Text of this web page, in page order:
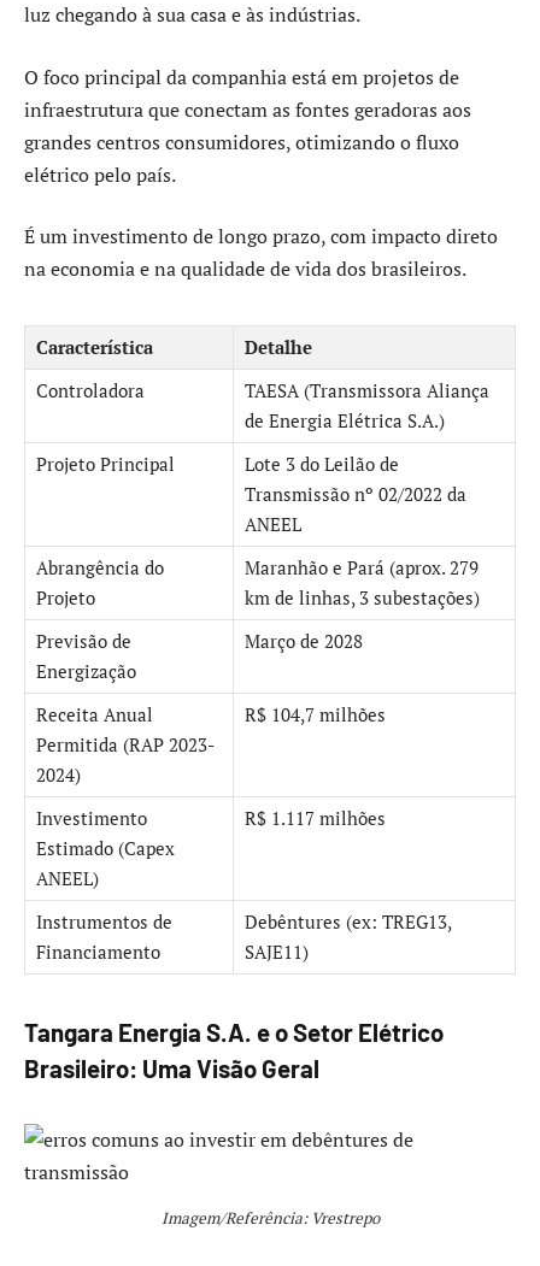
luz chegando à sua casa e às indústrias.
O foco principal da companhia está em projetos de
infraestrutura que conectam as fontes geradoras aos
grandes centros consumidores, otimizando o fluxo
elétrico pelo país.
É um investimento de longo prazo, com impacto direto
na economia e na qualidade de vida dos brasileiros.
Característica
Detalhe
Controladora
TAESA (Transmissora Aliança
de Energia Elétrica S.A.)
Projeto Principal
Lote 3 do Leilão de
Transmissão nº 02/2022 da
ANEEL
Abrangência do
Projeto
Maranhão e Pará (aprox. 279
km de linhas, 3 subestações)
Previsão de
Energização
Março de 2028
Receita Anual
Permitida (RAP 2023-
2024)
R$ 104,7 milhões
Investimento
Estimado (Capex
ANEEL)
R$ 1.117 milhões
Instrumentos de
Financiamento
Debêntures (ex: TREG13,
SAJE11)
Tangara Energia S.A. e o Setor Elétrico
Brasileiro: Uma Visão Geral
Imagem/Referência: Vrestrepo